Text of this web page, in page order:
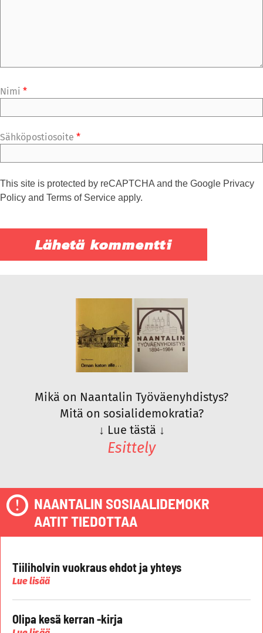
Nimi *
Sähköpostiosoite *
This site is protected by reCAPTCHA and the Google Privacy
Policy and Terms of Service apply.
Mikä on Naantalin Työväenyhdistys?
Mitä on sosialidemokratia?
↓ Lue tästä ↓
Esittely
NAANTALIN SOSIAALIDEMOKR
AATIT TIEDOTTAA
Tiiliholvin vuokraus ehdot ja yhteys
Lue lisää
Olipa kesä kerran -kirja